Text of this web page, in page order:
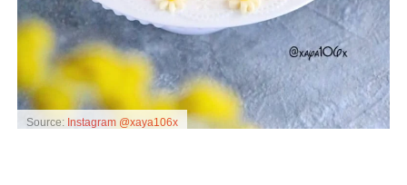
Source: Instagram @xaya106x